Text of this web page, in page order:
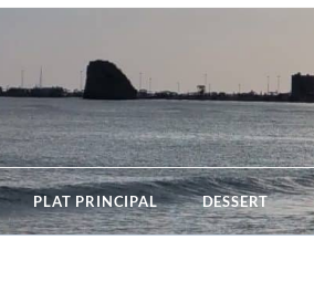
PLAT PRINCIPAL DESSERT